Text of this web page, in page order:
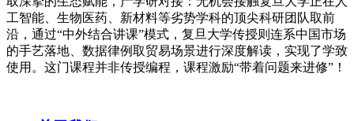
工智能、生物医药、新材料等劣势学科的顶尖科研团队取前
沿，通过“中外结合讲课”模式，复旦大学传授则连系中国市场
的手艺落地、数据律例取贸易场景进行深度解读，实现了学致
使用。这门课程并非传授编程，课程激励“带着问题来进修”！